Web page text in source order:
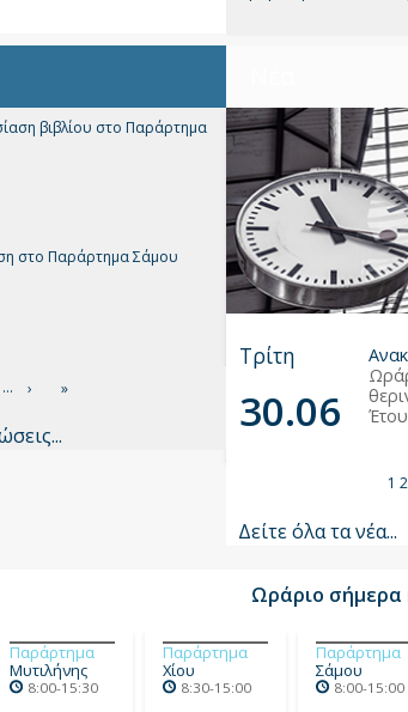
βιβλίου στο Παράρτημα
στο Παράρτημα Σάμου
…
Next
›
Last
»
Τρίτη
30.06
1 2
Δείτε όλα τα νέα...
Ωράριο σήμερα
Παράρτημα
Μυτιλήνης
8:00-15:30
Παράρτημα
Χίου
8:30-15:00
Παράρτημα
Σάμου
8:00-15:00